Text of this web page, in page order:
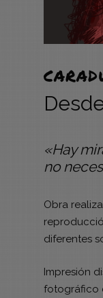
«Hay
no
Obra
diferentes
Impresión
fotográfico